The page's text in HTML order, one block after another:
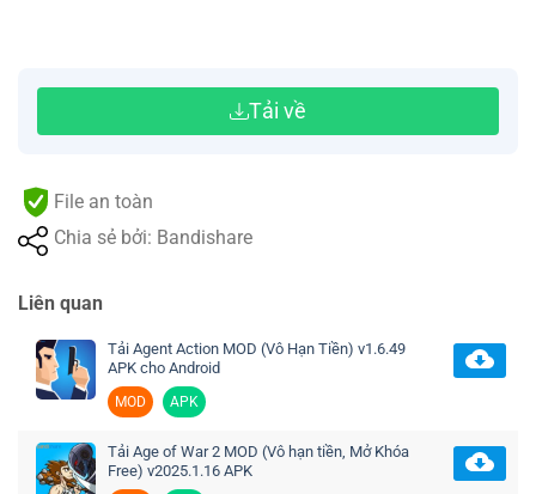
Tải về
File an toàn
Chia sẻ bởi: Bandishare
Liên quan
Tải Agent Action MOD (Vô Hạn Tiền) v1.6.49
APK cho Android
MOD APK
Tải Age of War 2 MOD (Vô hạn tiền, Mở Khóa
Free) v2025.1.16 APK